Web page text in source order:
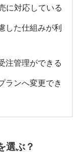
に対応している
した仕組みが利
注管理ができる
ランへ変更でき
選ぶ？